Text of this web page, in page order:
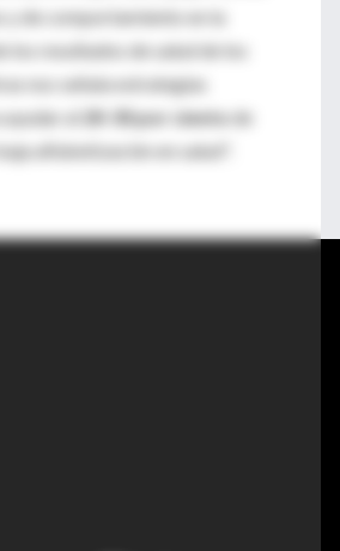
y de comportamiento en la
los resultados de salud de los
nos señala estrategias
al 20-30 por cientode
alfabetización en salud".